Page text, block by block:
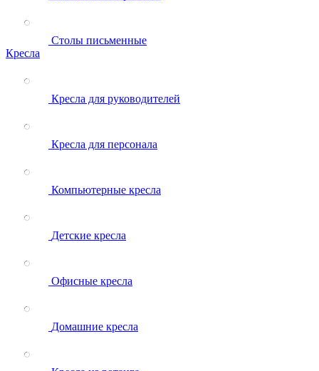
Столы письменные
Кресла
Кресла для руководителей
Кресла для персонала
Компьютерные кресла
Детские кресла
Офисные кресла
Домашние кресла